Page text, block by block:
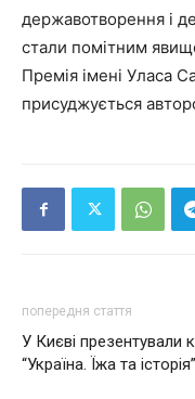
державотворення і
стали помітним
Премія імені Уласа
присуджується
попередня стаття
У Києві презентували
“Україна. Їжа та історія”